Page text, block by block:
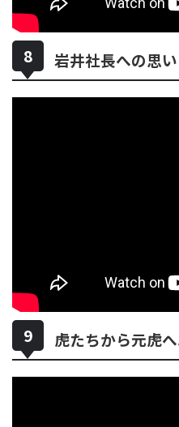
岩井社長への思い
虎たちから元虎